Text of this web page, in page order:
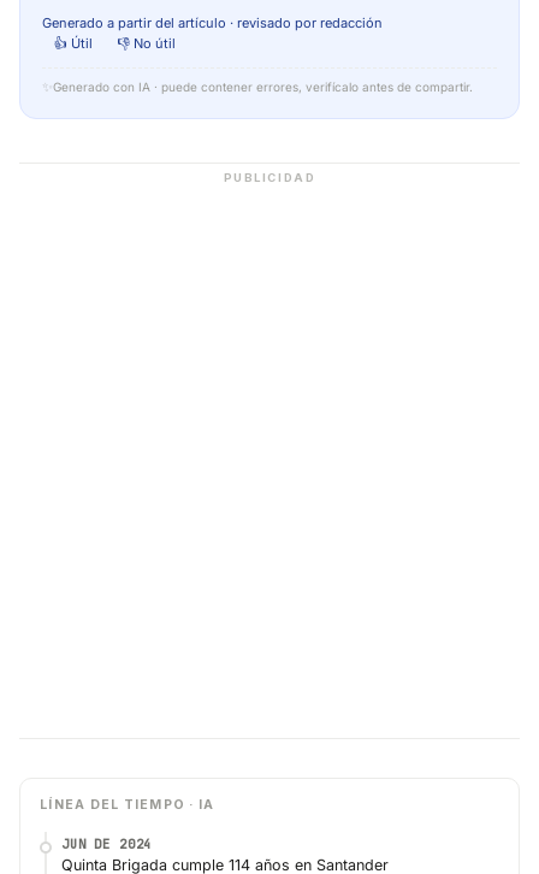
Generado a partir del artículo · revisado por redacción
👍 Útil
👎 No útil
✨ Generado con IA · puede contener errores, verifícalo antes de compartir.
PUBLICIDAD
LÍNEA DEL TIEMPO · IA
JUN DE 2024
Quinta Brigada cumple 114 años en Santander